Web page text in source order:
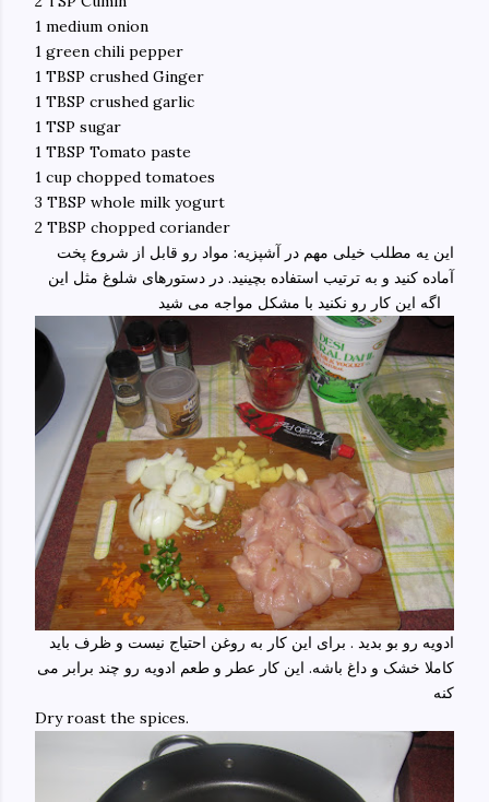
1 medium onion
1 green chili pepper
1 TBSP crushed Ginger
1 TBSP crushed garlic
1 TSP sugar
1 TBSP Tomato paste
1 cup chopped tomatoes
3 TBSP whole milk yogurt
2 TBSP chopped coriander
این یه مطلب خیلی مهم در آشپزیه: مواد رو قابل از شروع پخت
آماده کنید و به ترتیب استفاده بچینید. در دستورهای شلوغ مثل این
کاملا خشک و داغ باشه. این کار عطر و طعم ادویه رو چند برابر می
کنه
Dry roast the spices.